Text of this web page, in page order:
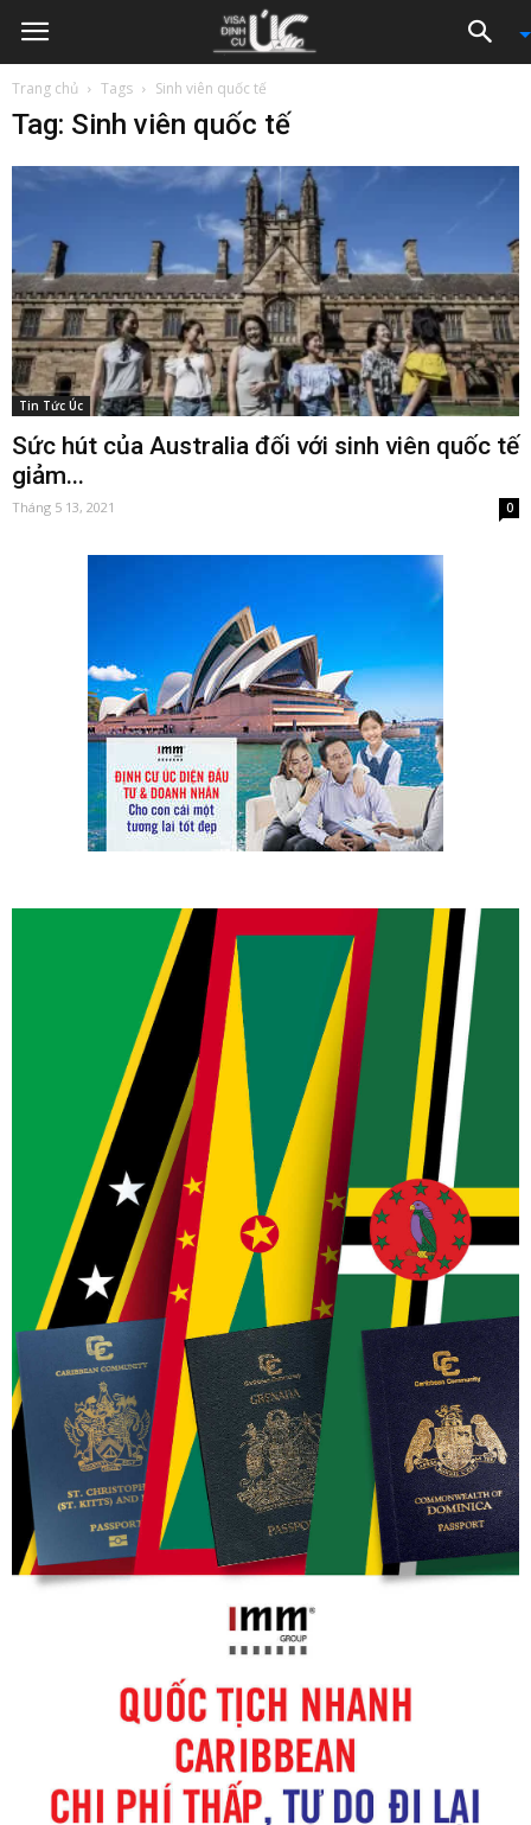
Trang chủ Tags Sinh viên quốc tế
Tag: Sinh viên quốc tế
Tin Tức Úc
Sức hút của Australia đối với sinh viên quốc tế
giảm...
Tháng 5 13, 2021 0